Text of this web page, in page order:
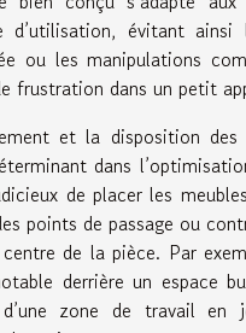
d’utilisation, évitant ainsi
ou les manipulations
frustration dans un petit
et la disposition
dans
de placer les
points de passage ou
de la pièce. Par
derrière un espace
zone de travail en